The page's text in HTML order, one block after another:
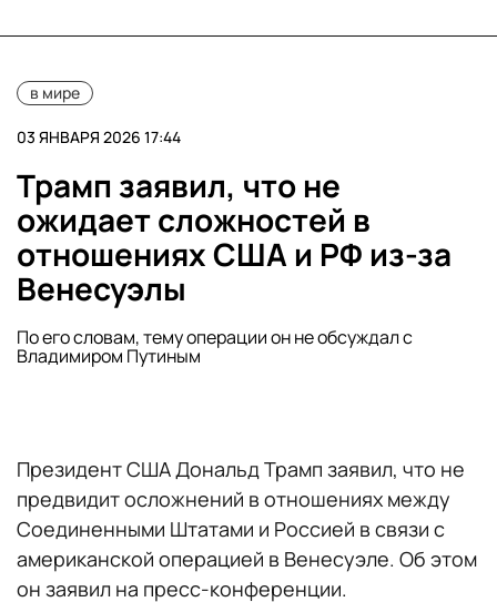
в мире
03 ЯНВАРЯ 2026 17:44
Трамп заявил, что не
ожидает сложностей в
отношениях США и РФ из-за
Венесуэлы
По его словам, тему операции он не обсуждал с
Владимиром Путиным
Президент США Дональд Трамп заявил, что не
предвидит осложнений в отношениях между
Соединенными Штатами и Россией в связи с
американской операцией в Венесуэле. Об этом
он заявил на пресс-конференции.